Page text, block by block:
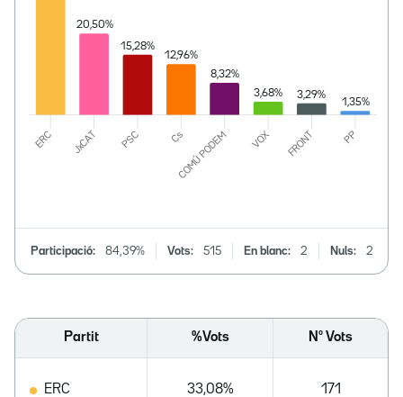
Participació: 84,39% Vots: 515 En blanc: 2 Nuls: 2
Partit %Vots Nº Vots
ERC 33,08% 171